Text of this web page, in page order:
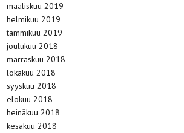
maaliskuu 2019
helmikuu 2019
tammikuu 2019
joulukuu 2018
marraskuu 2018
lokakuu 2018
syyskuu 2018
elokuu 2018
heinäkuu 2018
kesäkuu 2018